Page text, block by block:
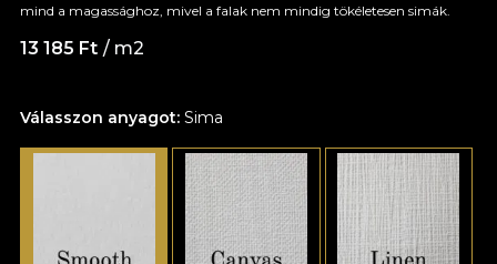
Válasszon anyagot: Sima
mind a magassághoz, mivel a falak nem mindig tökéletesen simák.
13 185 Ft / m2